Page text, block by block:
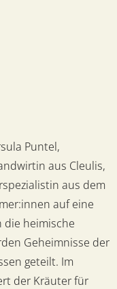
Puntel,
aus Cleulis,
aus dem
auf eine
die heimische
Geheimnisse der
geteilt. Im
der Kräuter für